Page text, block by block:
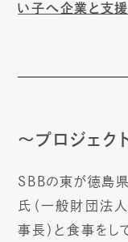
い子へ企業と支援
～プロジェク
SBBの東が徳島
氏（一般財団法人
事長）と食事をし